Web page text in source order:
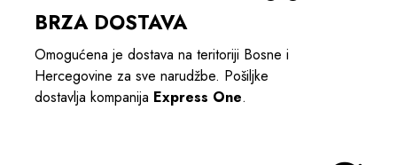
BRZA DOSTAVA
Omogućena je dostava na teritoriji Bosne i
Hercegovine za sve narudžbe. Pošiljke
dostavlja kompanija Express One.